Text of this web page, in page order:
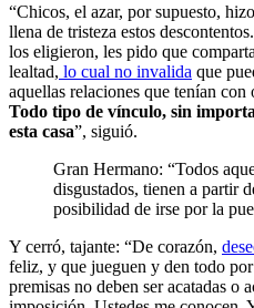
“Chicos, el azar, por supuesto,
llena de tristeza estos
los eligieron, les pido que
lealtad, lo cual no invalida que
aquellas relaciones que tenían con
Todo tipo de vínculo, sin
esta casa”, siguió.
Gran Hermano: “Todos
disgustados, tienen a partir
posibilidad de irse por la
Y cerró, tajante: “De corazón,
feliz, y que jueguen y den todo
premisas no deben ser acatadas o